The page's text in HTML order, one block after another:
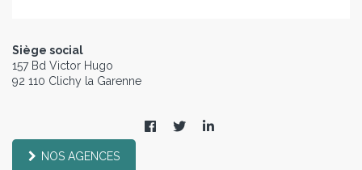
Siège social
157 Bd Victor Hugo
92 110 Clichy la Garenne
NOS AGENCES